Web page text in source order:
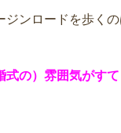
ンロードを歩く
の）雰囲気がす